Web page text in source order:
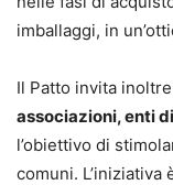
imballaggi, in
Il Patto invita
associazioni, enti
l’obiettivo di
comuni. L’iniziativa